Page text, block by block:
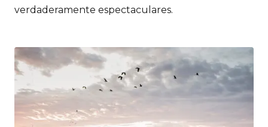
verdaderamente espectaculares.